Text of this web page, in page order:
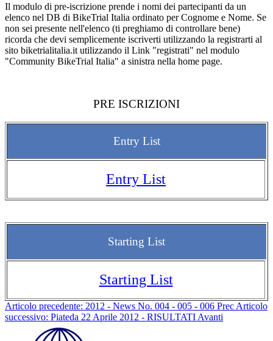
Il modulo di pre-iscrizione prende i nomi dei partecipanti da un
elenco nel DB di BikeTrial Italia ordinato per Cognome e Nome. Se
non sei presente nell'elenco (ti preghiamo di controllare bene)
ricorda che devi semplicemente iscriverti utilizzando la registrarti al
sito biketrialitalia.it utilizzando il Link "registrati" nel modulo
"Community BikeTrial Italia" a sinistra nella home page.
PRE ISCRIZIONI
Entry List
Entry List
Starting List
Starting List
Articolo precedente: 2012 - News No. 004 - 005 - 006 Prec Articolo
successivo: Piateda 22 Aprile 2012 - RISULTATI Avanti